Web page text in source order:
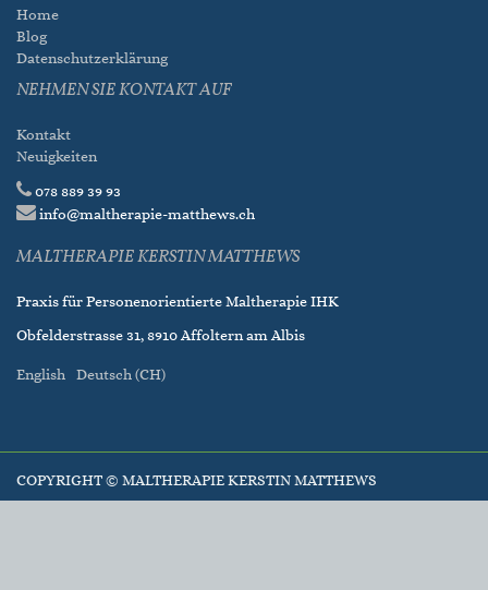
Home
Blog
Datenschutzerklärung
NEHMEN SIE KONTAKT AUF
Kontakt
Neuigkeiten
078 889 39 93
info@maltherapie-matthews.ch
MALTHERAPIE KERSTIN MATTHEWS
Praxis für Personenorientierte Maltherapie IHK
Obfelderstrasse 31, 8910 Affoltern am Albis
English Deutsch (CH)
COPYRIGHT © MALTHERAPIE KERSTIN MATTHEWS